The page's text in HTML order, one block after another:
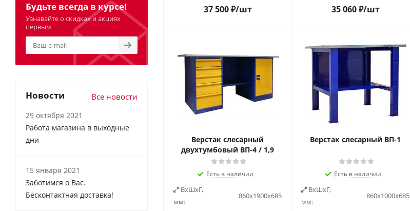
37 500₽/шт 35 060₽/шт
Верстак слесарный
двухтумбовый ВП-4 / 1,9
Есть в наличии
ВxШxГ,
мм:
860х1900х685
Верстак слесарный ВП-1
Есть в наличии
ВxШxГ,
мм:
860х1000х685
Будьте всегда в курсе!
Узнавайте о скидках и акциях
первым
Новости Все новости
29 октября 2021
Работа магазина в выходные
дни
15 января 2021
Заботимся о Вас.
Бесконтактная доставка!